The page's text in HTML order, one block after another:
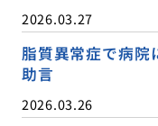
2026.03.27
脂質異常症で病院
助言
2026.03.26